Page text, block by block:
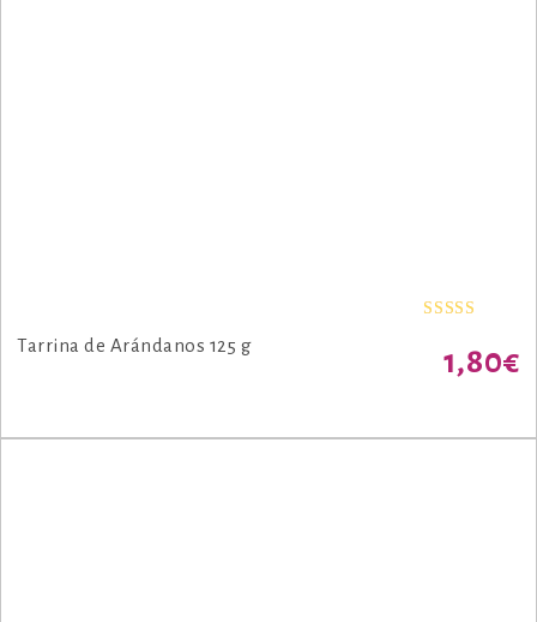
Tarrina de Arándanos 125 g
con
5.00de
1,80€